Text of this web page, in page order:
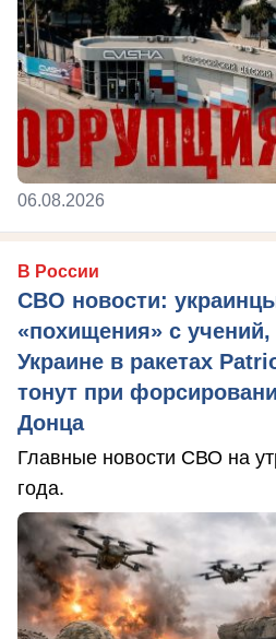
06.08.2026
В России
СВО новости:
«похищения» с учений,
Украине в ракетах
тонут при
Донца
Главные новости СВО на
года.